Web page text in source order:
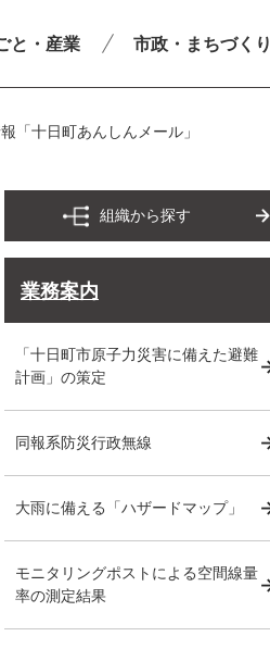
と・産業 市政・まちづくり
「十日町あんしんメール」
組織から探す
業務案内
「十日町市原子力災害に備えた避難
計画」の策定
同報系防災行政無線
大雨に備える「ハザードマップ」
モニタリングポストによる空間線量
率の測定結果